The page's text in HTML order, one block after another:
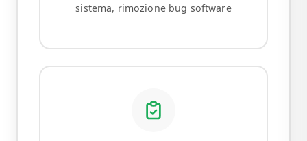
sistema, rimozione bug software